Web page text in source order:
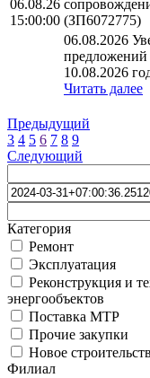
06.08.26
15:00:00 (ЗП6072775)
06.08.2026
предложений
10.08.2026
Читать далее
Предыдущий
3 4 5 6 7 8 9
Следующий
Категория
Ремонт
Эксплуатация
Реконструкция и
энергообъектов
Поставка МТР
Прочие закупки
Новое
Филиал